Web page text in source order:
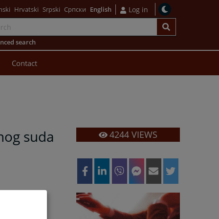
Hrvatski Srpski Српски English Log in
search
Contact
suda
4244 VIEWS